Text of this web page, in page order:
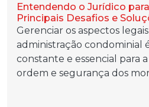
Entendendo o Jurídico
Principais Desafios e
Gerenciar os aspectos
administração condominial
constante e essencial para
ordem e segurança dos